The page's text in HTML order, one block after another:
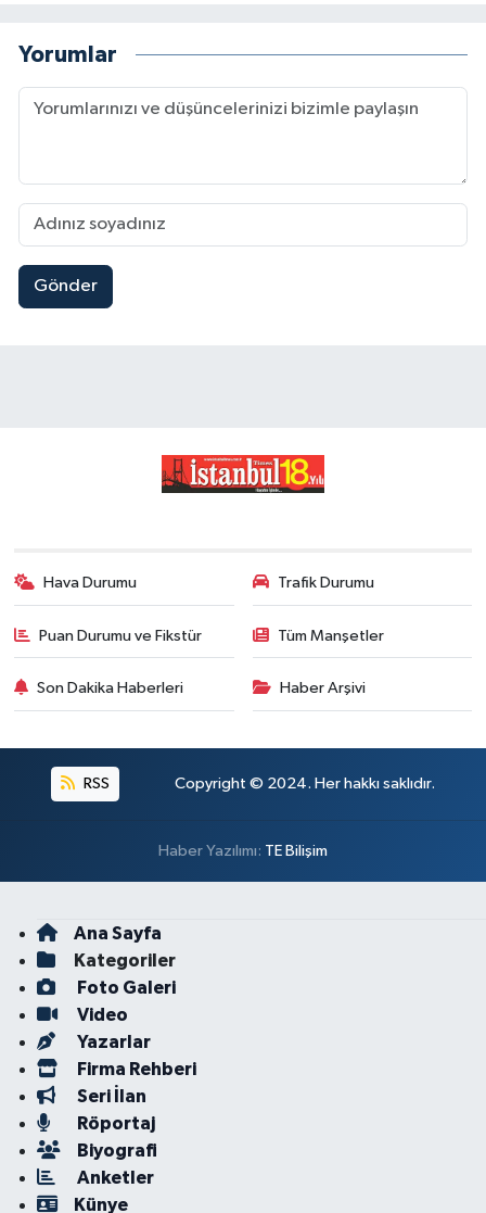
Yorumlar
Gönder
Hava Durumu Trafik Durumu
Puan Durumu ve Fikstür Tüm Manşetler
Son Dakika Haberleri Haber Arşivi
RSS Copyright © 2024. Her hakkı saklıdır.
Haber Yazılımı: TE Bilişim
Ana Sayfa
Kategoriler
Foto Galeri
Video
Yazarlar
Firma Rehberi
Seri İlan
Röportaj
Biyografi
Anketler
Künye